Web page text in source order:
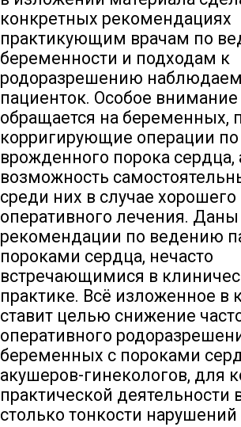
конкретных рекомендациях
практикующим врачам по
беременности и подходам к
родоразрешению
пациенток. Особое внимание
обращается на беременных,
корригирующие операции по
врожденного порока сердца,
возможность
среди них в случае хорошего
оперативного лечения. Даны
рекомендации по ведению
пороками сердца, нечасто
встречающимися в
практике. Всё изложенное в
ставит целью снижение
оперативного
беременных с пороками
акушеров-гинекологов, для
практической деятельности
столько тонкости нарушений